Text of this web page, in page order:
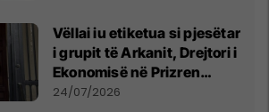
Vëllai iu etiketua si pjesëtar
i grupit të Arkanit, Drejtori i
Ekonomisë në Prizren
mohon pretendimet
24/07/2026